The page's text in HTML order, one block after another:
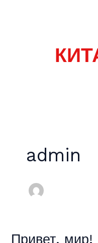
admin
Привет, мир!
Привет,